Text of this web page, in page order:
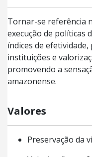
Tornar-se referência
execução de políticas
índices de
instituições e
promovendo a
amazonense.
Valores
Preservação da